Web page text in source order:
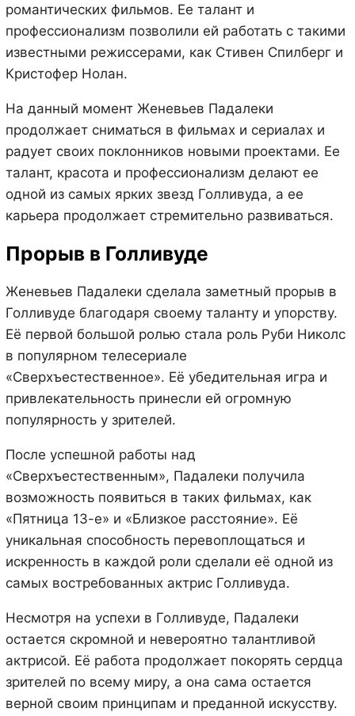
романтических фильмов. Ее талант и
профессионализм позволили ей работать с такими
известными режиссерами, как Стивен Спилберг и
Кристофер Нолан.
На данный момент Женевьев Падалеки
продолжает сниматься в фильмах и сериалах и
радует своих поклонников новыми проектами. Ее
талант, красота и профессионализм делают ее
одной из самых ярких звезд Голливуда, а ее
карьера продолжает стремительно развиваться.
Прорыв в Голливуде
Женевьев Падалеки сделала заметный прорыв в
Голливуде благодаря своему таланту и упорству.
Её первой большой ролью стала роль Руби Николс
в популярном телесериале
«Сверхъестественное». Её убедительная игра и
привлекательность принесли ей огромную
популярность у зрителей.
После успешной работы над
«Сверхъестественным», Падалеки получила
возможность появиться в таких фильмах, как
«Пятница 13-е» и «Близкое расстояние». Её
уникальная способность перевоплощаться и
искренность в каждой роли сделали её одной из
самых востребованных актрис Голливуда.
Несмотря на успехи в Голливуде, Падалеки
остается скромной и невероятно талантливой
актрисой. Её работа продолжает покорять сердца
зрителей по всему миру, а она сама остается
верной своим принципам и преданной искусству.